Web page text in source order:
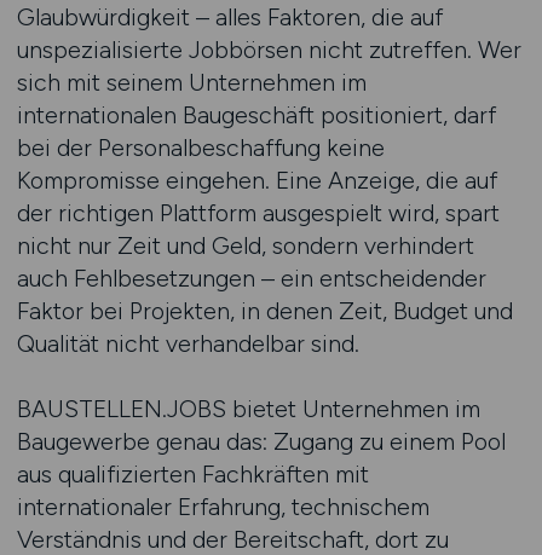
Glaubwürdigkeit – alles Faktoren, die auf
unspezialisierte Jobbörsen nicht zutreffen. Wer
sich mit seinem Unternehmen im
internationalen Baugeschäft positioniert, darf
bei der Personalbeschaffung keine
Kompromisse eingehen. Eine Anzeige, die auf
der richtigen Plattform ausgespielt wird, spart
nicht nur Zeit und Geld, sondern verhindert
auch Fehlbesetzungen – ein entscheidender
Faktor bei Projekten, in denen Zeit, Budget und
Qualität nicht verhandelbar sind.
BAUSTELLEN.JOBS bietet Unternehmen im
Baugewerbe genau das: Zugang zu einem Pool
aus qualifizierten Fachkräften mit
internationaler Erfahrung, technischem
Verständnis und der Bereitschaft, dort zu